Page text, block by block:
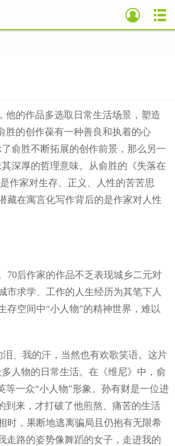
的作品多选取日常生活场景，塑造
胜的创作葆有一种善良和执着的心
俞胜不断拓展的创作前景，那么另一
深厚的哲理意味。从俞胜的《失落在
作家对生存、正义、人性的苦苦思
藏在寓言化写作背后的是作家对人性
后作家的作品不乏表现城乡二元对
市求学、工作的人生经历为其笔下人
空间中“小人物”的精神世界，难以
、我的汗，当然也有欢歌笑语。这片
人物的日常生活。在《维尼》中，俞
一众“小人物”形象。孙有财是一位进
到来，才打破了他煎熬、痛苦的生活
时，果断地逃离骗局且仍抱有无限希
走路的姿势像舞蹈的女子，走进我的